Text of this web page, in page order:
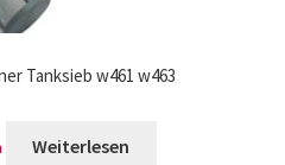
Tanksieb w461 w463
Weiterlesen